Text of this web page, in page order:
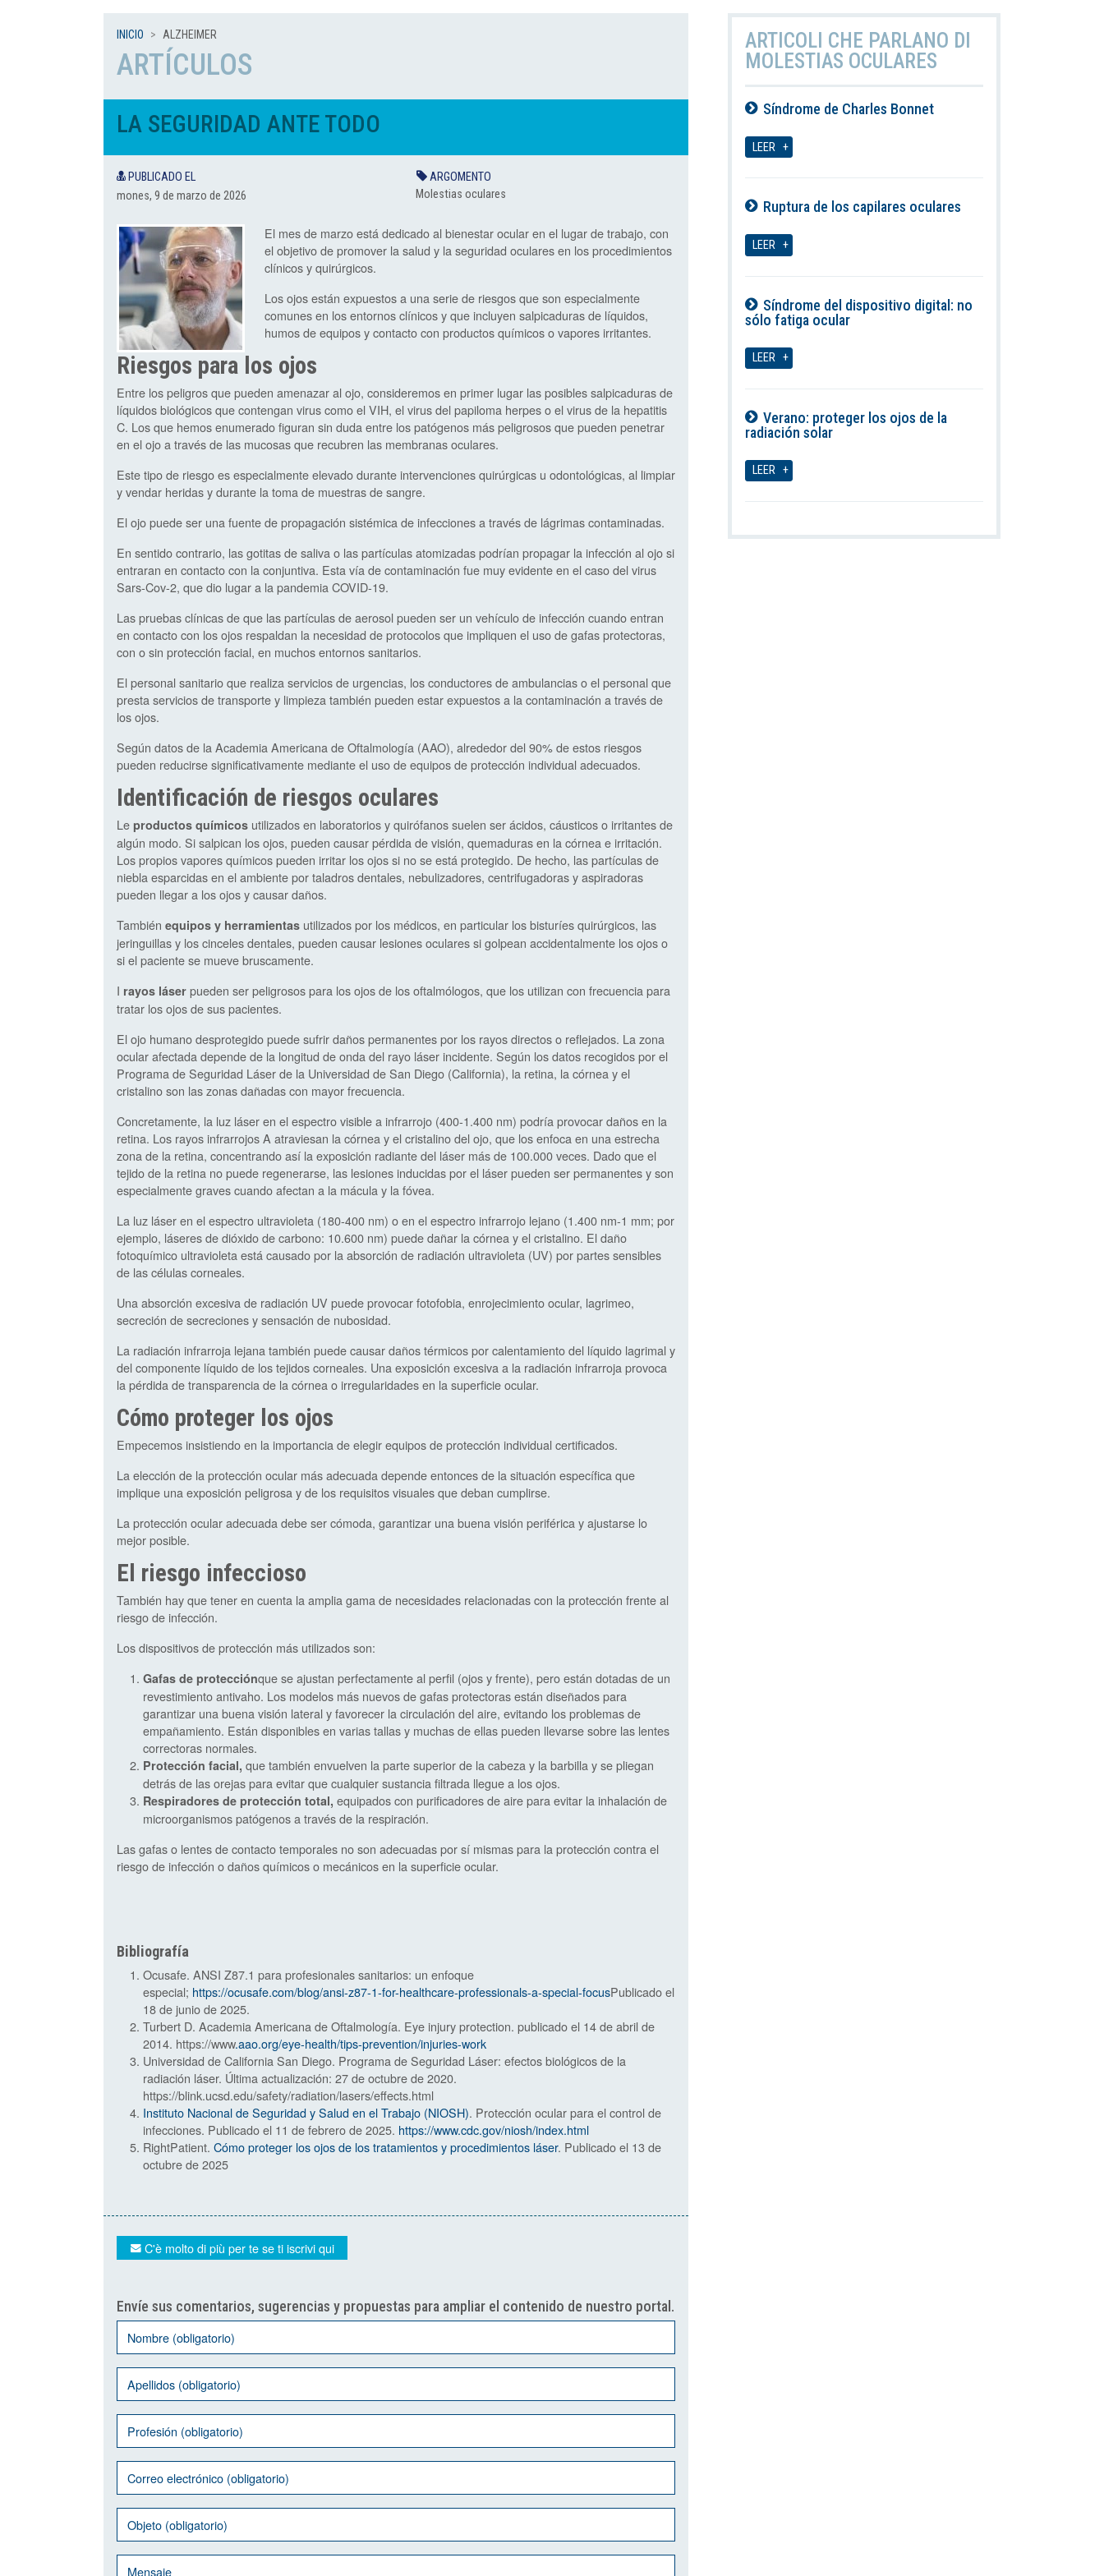
INICIO ALZHEIMER
ARTÍCULOS
LA SEGURIDAD ANTE TODO
PUBLICADO EL
mones, 9 de marzo de 2026
ARGOMENTO
Molestias oculares
El mes de marzo está dedicado al bienestar ocular en el lugar de trabajo, con
el objetivo de promover la salud y la seguridad oculares en los procedimientos
clínicos y quirúrgicos.
Los ojos están expuestos a una serie de riesgos que son especialmente
comunes en los entornos clínicos y que incluyen salpicaduras de líquidos,
humos de equipos y contacto con productos químicos o vapores irritantes.
Riesgos para los ojos
Entre los peligros que pueden amenazar al ojo, consideremos en primer lugar las posibles salpicaduras de
líquidos biológicos que contengan virus como el VIH, el virus del papiloma herpes o el virus de la hepatitis
C. Los que hemos enumerado figuran sin duda entre los patógenos más peligrosos que pueden penetrar
en el ojo a través de las mucosas que recubren las membranas oculares.
Este tipo de riesgo es especialmente elevado durante intervenciones quirúrgicas u odontológicas, al limpiar
y vendar heridas y durante la toma de muestras de sangre.
El ojo puede ser una fuente de propagación sistémica de infecciones a través de lágrimas contaminadas.
En sentido contrario, las gotitas de saliva o las partículas atomizadas podrían propagar la infección al ojo si
entraran en contacto con la conjuntiva. Esta vía de contaminación fue muy evidente en el caso del virus
Sars-Cov-2, que dio lugar a la pandemia COVID-19.
Las pruebas clínicas de que las partículas de aerosol pueden ser un vehículo de infección cuando entran
en contacto con los ojos respaldan la necesidad de protocolos que impliquen el uso de gafas protectoras,
con o sin protección facial, en muchos entornos sanitarios.
El personal sanitario que realiza servicios de urgencias, los conductores de ambulancias o el personal que
presta servicios de transporte y limpieza también pueden estar expuestos a la contaminación a través de
los ojos.
Según datos de la Academia Americana de Oftalmología (AAO), alrededor del 90% de estos riesgos
pueden reducirse significativamente mediante el uso de equipos de protección individual adecuados.
Identificación de riesgos oculares
Le productos químicos utilizados en laboratorios y quirófanos suelen ser ácidos, cáusticos o irritantes de
algún modo. Si salpican los ojos, pueden causar pérdida de visión, quemaduras en la córnea e irritación.
Los propios vapores químicos pueden irritar los ojos si no se está protegido. De hecho, las partículas de
niebla esparcidas en el ambiente por taladros dentales, nebulizadores, centrifugadoras y aspiradoras
pueden llegar a los ojos y causar daños.
También equipos y herramientas utilizados por los médicos, en particular los bisturíes quirúrgicos, las
jeringuillas y los cinceles dentales, pueden causar lesiones oculares si golpean accidentalmente los ojos o
si el paciente se mueve bruscamente.
I rayos láser pueden ser peligrosos para los ojos de los oftalmólogos, que los utilizan con frecuencia para
tratar los ojos de sus pacientes.
El ojo humano desprotegido puede sufrir daños permanentes por los rayos directos o reflejados. La zona
ocular afectada depende de la longitud de onda del rayo láser incidente. Según los datos recogidos por el
Programa de Seguridad Láser de la Universidad de San Diego (California), la retina, la córnea y el
cristalino son las zonas dañadas con mayor frecuencia.
Concretamente, la luz láser en el espectro visible a infrarrojo (400-1.400 nm) podría provocar daños en la
retina. Los rayos infrarrojos A atraviesan la córnea y el cristalino del ojo, que los enfoca en una estrecha
zona de la retina, concentrando así la exposición radiante del láser más de 100.000 veces. Dado que el
tejido de la retina no puede regenerarse, las lesiones inducidas por el láser pueden ser permanentes y son
especialmente graves cuando afectan a la mácula y la fóvea.
La luz láser en el espectro ultravioleta (180-400 nm) o en el espectro infrarrojo lejano (1.400 nm-1 mm; por
ejemplo, láseres de dióxido de carbono: 10.600 nm) puede dañar la córnea y el cristalino. El daño
fotoquímico ultravioleta está causado por la absorción de radiación ultravioleta (UV) por partes sensibles
de las células corneales.
Una absorción excesiva de radiación UV puede provocar fotofobia, enrojecimiento ocular, lagrimeo,
secreción de secreciones y sensación de nubosidad.
La radiación infrarroja lejana también puede causar daños térmicos por calentamiento del líquido lagrimal y
del componente líquido de los tejidos corneales. Una exposición excesiva a la radiación infrarroja provoca
la pérdida de transparencia de la córnea o irregularidades en la superficie ocular.
Cómo proteger los ojos
Empecemos insistiendo en la importancia de elegir equipos de protección individual certificados.
La elección de la protección ocular más adecuada depende entonces de la situación específica que
implique una exposición peligrosa y de los requisitos visuales que deban cumplirse.
La protección ocular adecuada debe ser cómoda, garantizar una buena visión periférica y ajustarse lo
mejor posible.
El riesgo infeccioso
También hay que tener en cuenta la amplia gama de necesidades relacionadas con la protección frente al
riesgo de infección.
Los dispositivos de protección más utilizados son:
Gafas de protecciónque se ajustan perfectamente al perfil (ojos y frente), pero están dotadas de un
revestimiento antivaho. Los modelos más nuevos de gafas protectoras están diseñados para
garantizar una buena visión lateral y favorecer la circulación del aire, evitando los problemas de
empañamiento. Están disponibles en varias tallas y muchas de ellas pueden llevarse sobre las lentes
correctoras normales.
Protección facial, que también envuelven la parte superior de la cabeza y la barbilla y se pliegan
detrás de las orejas para evitar que cualquier sustancia filtrada llegue a los ojos.
Respiradores de protección total, equipados con purificadores de aire para evitar la inhalación de
microorganismos patógenos a través de la respiración.
Las gafas o lentes de contacto temporales no son adecuadas por sí mismas para la protección contra el
riesgo de infección o daños químicos o mecánicos en la superficie ocular.
Bibliografía
Ocusafe. ANSI Z87.1 para profesionales sanitarios: un enfoque
especial; https://ocusafe.com/blog/ansi-z87-1-for-healthcare-professionals-a-special-focusPublicado el
18 de junio de 2025.
Turbert D. Academia Americana de Oftalmología. Eye injury protection. publicado el 14 de abril de
2014. https://www.aao.org/eye-health/tips-prevention/injuries-work
Universidad de California San Diego. Programa de Seguridad Láser: efectos biológicos de la
radiación láser. Última actualización: 27 de octubre de 2020.
https://blink.ucsd.edu/safety/radiation/lasers/effects.html
Instituto Nacional de Seguridad y Salud en el Trabajo (NIOSH). Protección ocular para el control de
infecciones. Publicado el 11 de febrero de 2025. https://www.cdc.gov/niosh/index.html
RightPatient. Cómo proteger los ojos de los tratamientos y procedimientos láser. Publicado el 13 de
octubre de 2025
C'è molto di più per te se ti iscrivi qui
Envíe sus comentarios, sugerencias y propuestas para ampliar el contenido de nuestro portal.
ARTICOLI CHE PARLANO DI
MOLESTIAS OCULARES
Síndrome de Charles Bonnet
LEER
Ruptura de los capilares oculares
LEER
Síndrome del dispositivo digital: no
sólo fatiga ocular
LEER
Verano: proteger los ojos de la
radiación solar
LEER